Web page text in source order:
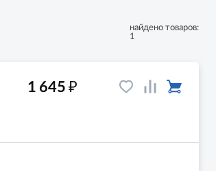
найдено товаров:
1
1 645₽